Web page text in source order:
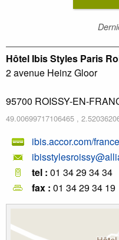
Hôtel Ibis Styles Paris
2 avenue Heinz Gloor
95700 ROISSY-EN-
49.00699717106465 ,
ibis.accor.com/
tel : 01 34 29 34 34
fax : 01 34 29 34 19